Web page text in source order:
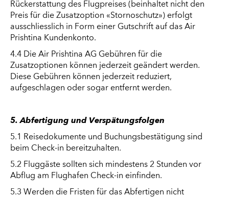
Rückerstattung des Flugpreises (beinhaltet nicht den
Preis für die Zusatzoption «Stornoschutz») erfolgt
ausschliesslich in Form einer Gutschrift auf das Air
Prishtina Kundenkonto.
4.4 Die Air Prishtina AG Gebühren für die
Zusatzoptionen können jederzeit geändert werden.
Diese Gebühren können jederzeit reduziert,
aufgeschlagen oder sogar entfernt werden.
5. Abfertigung und Verspätungsfolgen
5.1 Reisedokumente und Buchungsbestätigung sind
beim Check-in bereitzuhalten.
5.2 Fluggäste sollten sich mindestens 2 Stunden vor
Abflug am Flughafen Check-in einfinden.
5.3 Werden die Fristen für das Abfertigen nicht